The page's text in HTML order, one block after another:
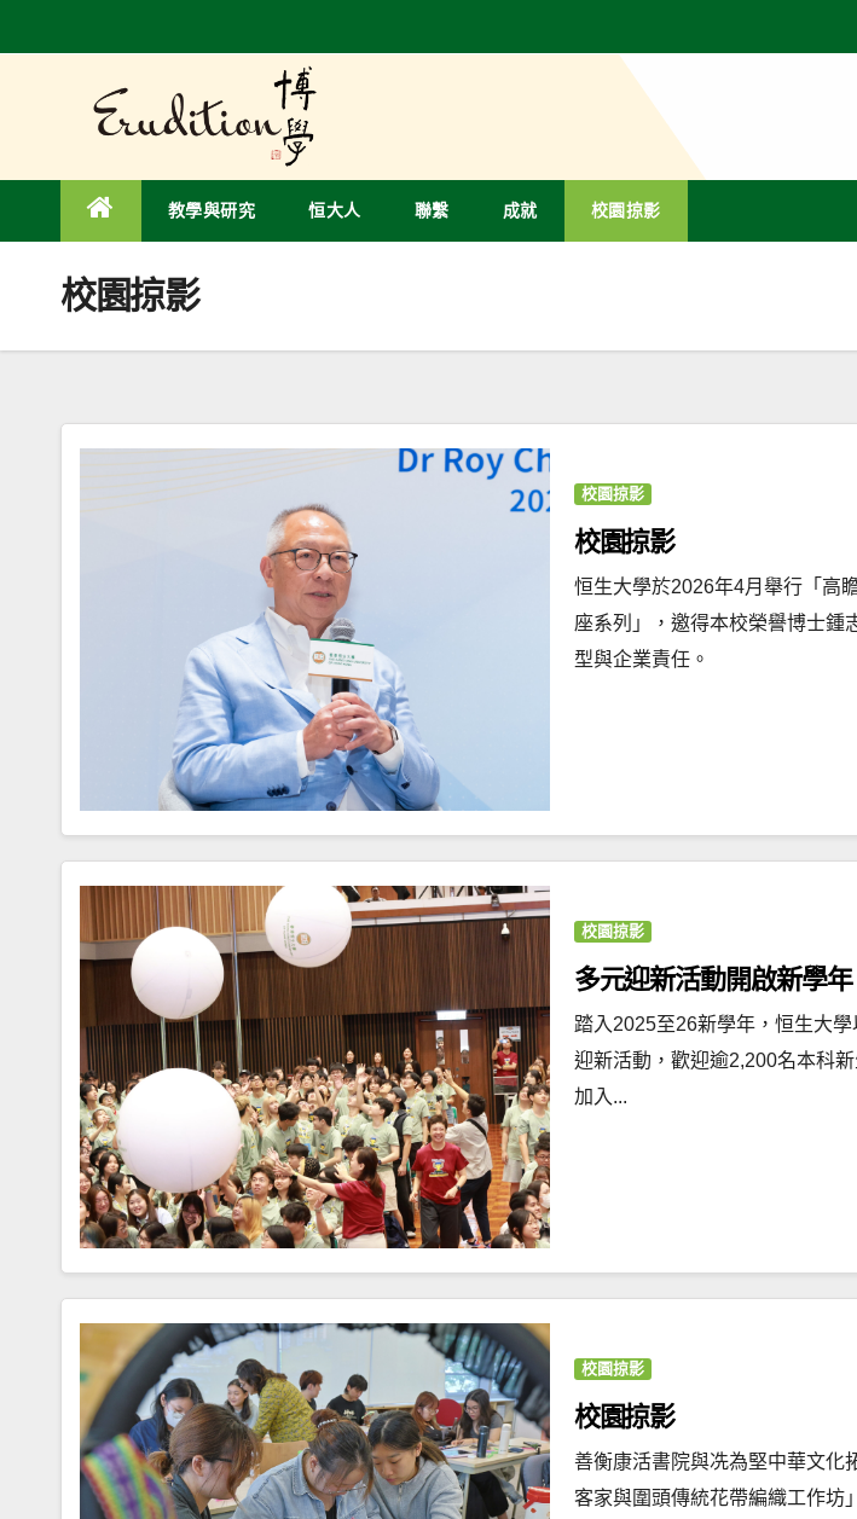
to
教學與研究 恒大人 聯繫 成就 校園掠影
校園掠影
校園掠影
校園掠影
恒生大學於2026年4月舉行「高
座系列」，邀得本校榮譽博士鍾
型與企業責任。
校園掠影
多元迎新活動開啟新學年
踏入2025至26新學年，恒生大
迎新活動，歡迎逾2,200名本科
加入...
校園掠影
校園掠影
善衡康活書院與冼為堅中華文化
客家與圍頭傳統花帶編織工作坊